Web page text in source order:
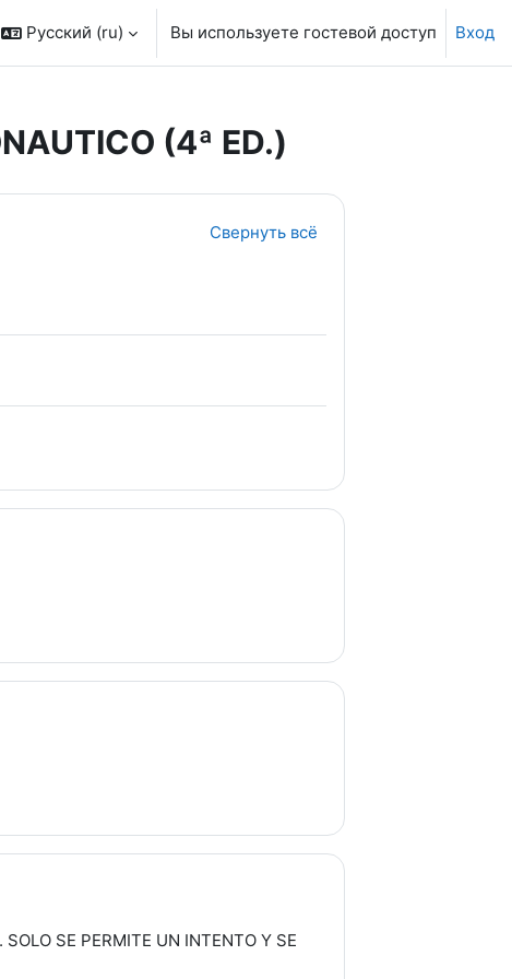
Русский ‎(ru)‎ Вы используете гостевой доступ Вход
(4ª ED.)
Свернуть всё
SE PERMITE UN INTENTO Y SE